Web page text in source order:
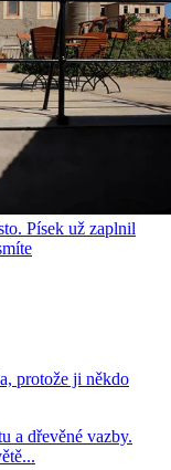
Písek už zaplnil
protože ji někdo
a dřevěné vazby.